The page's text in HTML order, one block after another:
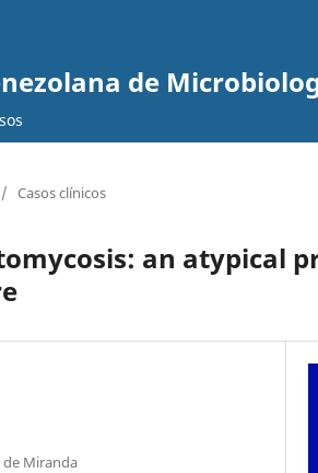
de
/ Casos clínicos
an atypical
de Miranda